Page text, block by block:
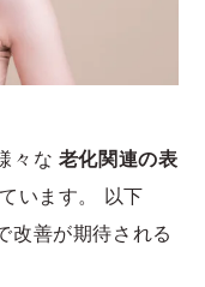
々な 老化関連の表
います。 以下
改善が期待される